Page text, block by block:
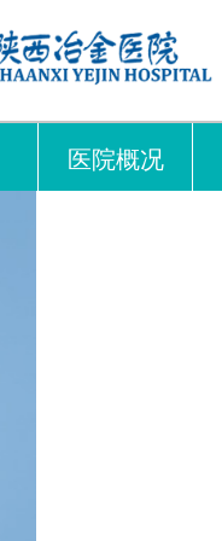
医院概况